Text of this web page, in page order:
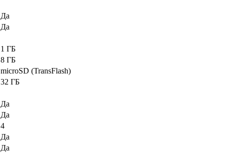
Да
Да
1 ГБ
8 ГБ
microSD (TransFlash)
32 ГБ
Да
Да
4
Да
Да